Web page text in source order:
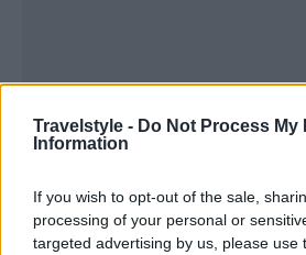
Travelstyle - Do Not Process My
Information
If you wish to opt-out of the sale,
processing of your personal or
targeted advertising by us, please use